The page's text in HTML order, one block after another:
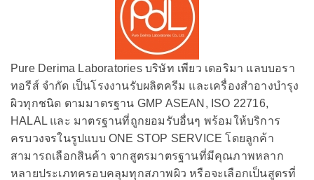
สำหรับผู้ประกอบการ
Pure Derima Laboratories บริษัท เพียว เดอริมา แลบบอรา
ทอรีส์ จำกัด เป็นโรงงานรับผลิตครีม และเครื่องสำอางบำรุง
ผิวทุกชนิด ตามมาตรฐาน GMP ASEAN, ISO 22716,
HALAL และ มาตรฐานที่ถูกยอมรับอื่นๆ พร้อมให้บริการ
ครบวงจรในรูปแบบ ONE STOP SERVICE โดยลูกค้า
สามารถเลือกสินค้า จากสูตรมาตรฐานที่มีคุณภาพหลาก
หลายประเภทครอบคลุมทุกสภาพผิว หรือจะเลือกเป็นสูตรที่